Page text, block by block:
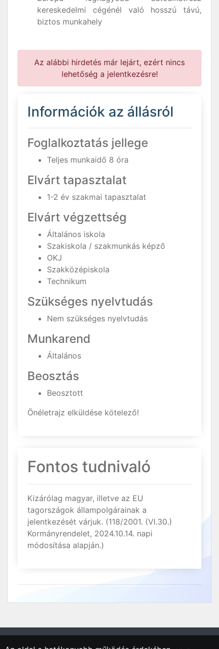
kereskedelmi cégénél való hosszú távú,
biztos munkahely
Az alábbi hirdetés már lejárt, ezért nincs
lehetőség a jelentkezésre!
Információk az állásról
Foglalkoztatás jellege
Teljes munkaidő 8 óra
Elvárt tapasztalat
1-2 év szakmai tapasztalat
Elvárt végzettség
Általános iskola
Szakiskola / szakmunkás képző
OKJ
Szakközépiskola
Technikum
Szükséges nyelvtudás
Nem szükséges nyelvtudás
Munkarend
Általános
Beosztás
Beosztott
Önéletrajz elküldése kötelező!
Fontos tudnivaló
Kizárólag magyar, illetve az EU
tagországok állampolgárainak a
jelentkezését várjuk. (118/2001. (VI.30.)
Kormányrendelet, 2024.10.14. napi
módosítása alapján.)